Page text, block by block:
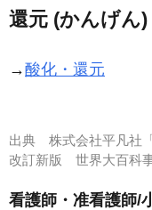
還元 (かんげん)
→酸化・還元
出典 株式会社平凡社
改訂新版 世界大百科
看護師・准看護師/